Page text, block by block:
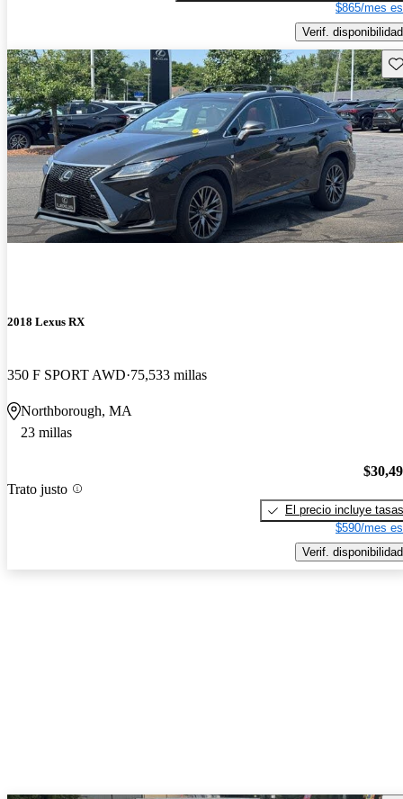
$865/mes
Verif. disponibilidad
2018 Lexus RX
350 F SPORT AWD 75,533 millas
Northborough, MA
23 millas
Trato justo
El precio incluye tasas
$590/mes
Verif. disponibilidad